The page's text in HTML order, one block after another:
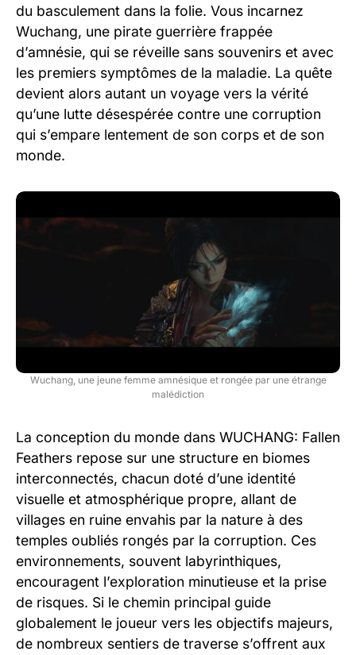
du basculement dans la folie. Vous incarnez
Wuchang, une pirate guerrière frappée
d’amnésie, qui se réveille sans souvenirs et avec
les premiers symptômes de la maladie. La quête
devient alors autant un voyage vers la vérité
qu’une lutte désespérée contre une corruption
qui s’empare lentement de son corps et de son
monde.
Wuchang, une jeune femme amnésique et rongée par une étrange
malédiction
La conception du monde dans WUCHANG: Fallen
Feathers repose sur une structure en biomes
interconnectés, chacun doté d’une identité
visuelle et atmosphérique propre, allant de
villages en ruine envahis par la nature à des
temples oubliés rongés par la corruption. Ces
environnements, souvent labyrinthiques,
encouragent l’exploration minutieuse et la prise
de risques. Si le chemin principal guide
globalement le joueur vers les objectifs majeurs,
de nombreux sentiers de traverse s’offrent aux